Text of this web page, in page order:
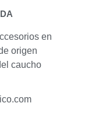
en
origen
caucho